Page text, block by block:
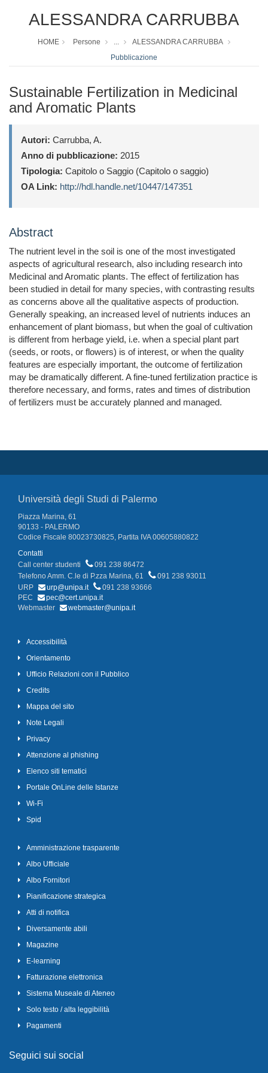
ALESSANDRA CARRUBBA
HOME Persone ...
ALESSANDRA CARRUBBA
Pubblicazione
Sustainable Fertilization in Medicinal
and Aromatic Plants
Autori: Carrubba, A.
Anno di pubblicazione: 2015
Tipologia: Capitolo o Saggio (Capitolo o saggio)
OA Link: http://hdl.handle.net/10447/147351
Abstract
The nutrient level in the soil is one of the most investigated
aspects of agricultural research, also including research into
Medicinal and Aromatic plants. The effect of fertilization has
been studied in detail for many species, with contrasting results
as concerns above all the qualitative aspects of production.
Generally speaking, an increased level of nutrients induces an
enhancement of plant biomass, but when the goal of cultivation
is different from herbage yield, i.e. when a special plant part
(seeds, or roots, or flowers) is of interest, or when the quality
features are especially important, the outcome of fertilization
may be dramatically different. A fine-tuned fertilization practice is
therefore necessary, and forms, rates and times of distribution
of fertilizers must be accurately planned and managed.
Università degli Studi di Palermo
Piazza Marina, 61
90133 - PALERMO
Codice Fiscale 80023730825, Partita IVA 00605880822
Contatti
Call center studenti
091 238 86472
Telefono Amm. C.le di P.zza Marina, 61
091 238 93011
URP
urp@unipa.it
091 238 93666
PEC
pec@cert.unipa.it
Webmaster
webmaster@unipa.it
Accessibilità
Orientamento
Ufficio Relazioni con il Pubblico
Credits
Mappa del sito
Note Legali
Privacy
Attenzione al phishing
Elenco siti tematici
Portale OnLine delle Istanze
Wi-Fi
Spid
Amministrazione trasparente
Albo Ufficiale
Albo Fornitori
Pianificazione strategica
Atti di notifica
Diversamente abili
Magazine
E-learning
Fatturazione elettronica
Sistema Museale di Ateneo
Solo testo / alta leggibilità
Pagamenti
Seguici sui social